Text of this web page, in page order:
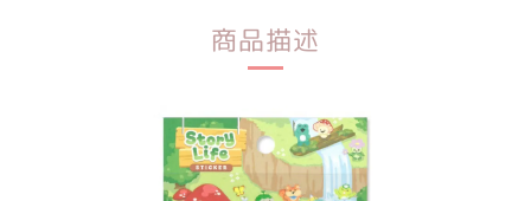
商品描述